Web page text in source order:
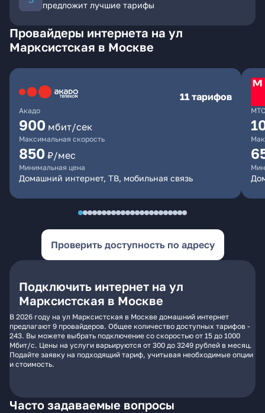
предложит лучшие тарифы
Провайдеры интернета на ул
Марксистская в Москве
Акадо
11 тарифов
900 мбит/сек
Максимальная скорость
850 ₽/мес
Минимальная цена
Домашний интернет, ТВ, мобильная связь
МТС
Проверить доступность по адресу
Подключить интернет на ул
Марксистская в Москве
В 2026 году на ул Марксистская в Москве домашний интернет
предлагают 9 провайдеров. Общее количество доступных тарифов -
243. Вы можете выбрать подключение со скоростью от 15 до 1000
Мбит/с. Цены на услуги варьируются от 300 до 3249 рублей в месяц.
Подайте заявку на подходящий тариф, учитывая необходимые опции
и стоимость.
Часто задаваемые вопросы